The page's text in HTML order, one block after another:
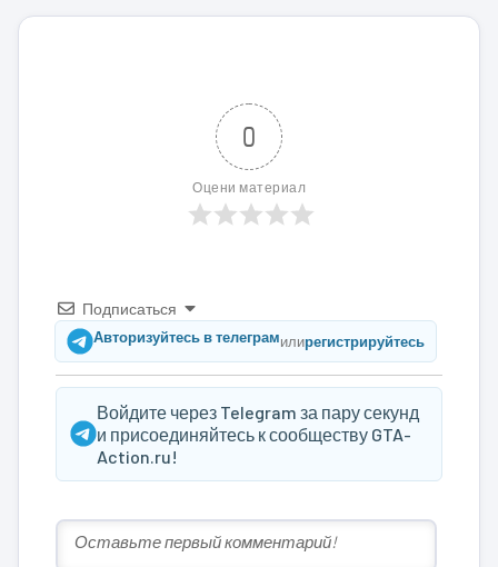
0
Оцени материал
Подписаться
Авторизуйтесь в телеграмилирегистрируйтесь
Войдите через Telegram за пару секунд
и присоединяйтесь к сообществу GTA-
Action.ru!